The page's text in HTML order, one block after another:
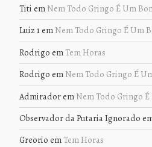
Titi em Nem Todo Gringo É Um
Luiz 1em Nem Todo Gringo É Um
Rodrigo em Tem Horas
Rodrigo em Nem Todo Gringo É
Admiradorem Nem Todo Gringo
Observador da Putaria Ignorado
Greorio em Tem Horas